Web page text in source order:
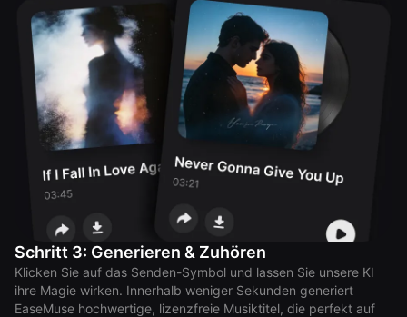
Schritt 3: Generieren & Zuhören
Klicken Sie auf das Senden-Symbol und lassen Sie unsere KI
ihre Magie wirken. Innerhalb weniger Sekunden generiert
EaseMuse hochwertige, lizenzfreie Musiktitel, die perfekt auf